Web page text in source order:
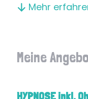
Mehr
Meine
HYPNOSE inkl.